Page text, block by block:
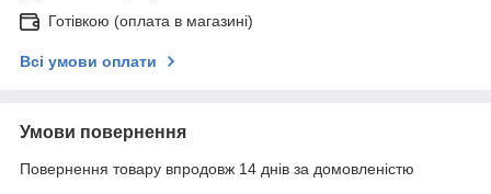
Готівкою (оплата в магазині)
Всі умови оплати
Умови повернення
Повернення товару впродовж 14 днів за домовленістю